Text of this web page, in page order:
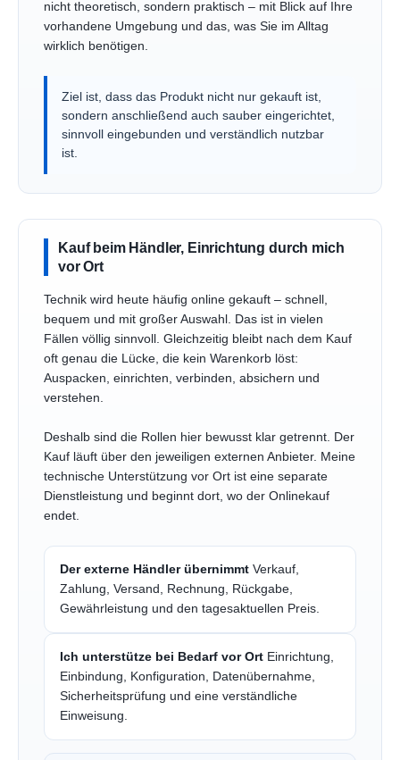
nicht theoretisch, sondern praktisch – mit Blick auf Ihre
vorhandene Umgebung und das, was Sie im Alltag
wirklich benötigen.
Ziel ist, dass das Produkt nicht nur gekauft ist,
sondern anschließend auch sauber eingerichtet,
sinnvoll eingebunden und verständlich nutzbar
ist.
Kauf beim Händler, Einrichtung durch mich
vor Ort
Technik wird heute häufig online gekauft – schnell,
bequem und mit großer Auswahl. Das ist in vielen
Fällen völlig sinnvoll. Gleichzeitig bleibt nach dem Kauf
oft genau die Lücke, die kein Warenkorb löst:
Auspacken, einrichten, verbinden, absichern und
verstehen.
Deshalb sind die Rollen hier bewusst klar getrennt. Der
Kauf läuft über den jeweiligen externen Anbieter. Meine
technische Unterstützung vor Ort ist eine separate
Dienstleistung und beginnt dort, wo der Onlinekauf
endet.
Der externe Händler übernimmt Verkauf,
Zahlung, Versand, Rechnung, Rückgabe,
Gewährleistung und den tagesaktuellen Preis.
Ich unterstütze bei Bedarf vor Ort Einrichtung,
Einbindung, Konfiguration, Datenübernahme,
Sicherheitsprüfung und eine verständliche
Einweisung.